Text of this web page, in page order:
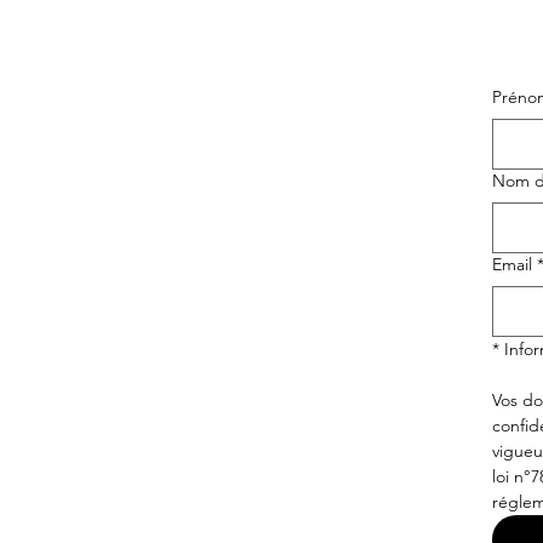
Nom
Email
*
Vos
loi